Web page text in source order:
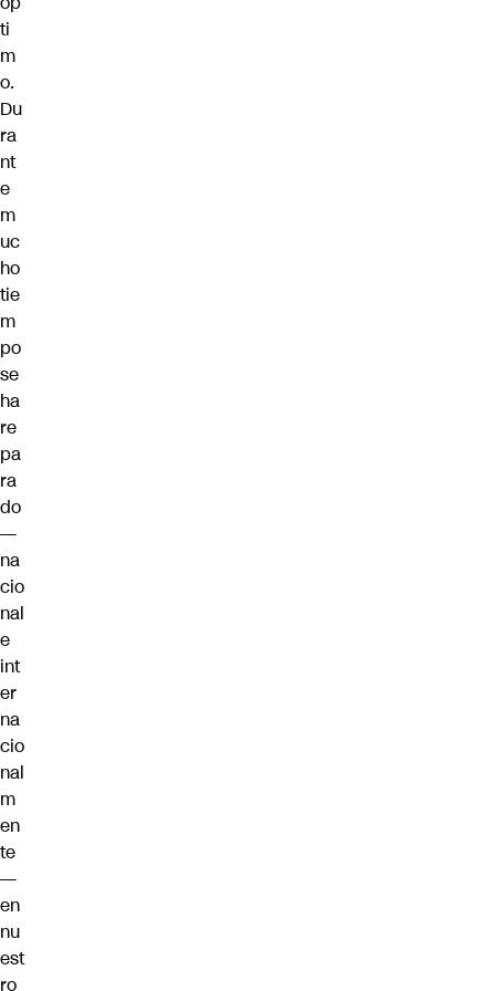
ti
m
o.
Du
ra
nt
e
m
uc
ho
tie
m
po
se
ha
re
pa
ra
do
—
na
cio
nal
e
int
er
na
cio
nal
m
en
te
—
en
nu
est
ro